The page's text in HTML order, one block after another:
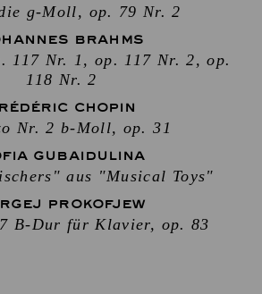
g-Moll, op. 79 Nr. 2
BRAHMS
117 Nr. 1, op. 117 Nr. 2, op.
118 Nr. 2
CHOPIN
Nr. 2 b-Moll, op. 31
GUBAIDULINA
aus "Musical Toys"
PROKOFJEW
B-Dur für Klavier, op. 83